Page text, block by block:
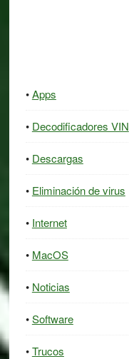
Apps
Decodificadores VIN
Descargas
Eliminación de virus
Internet
MacOS
Noticias
Software
Trucos